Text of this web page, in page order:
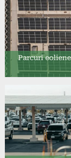
Parcuri